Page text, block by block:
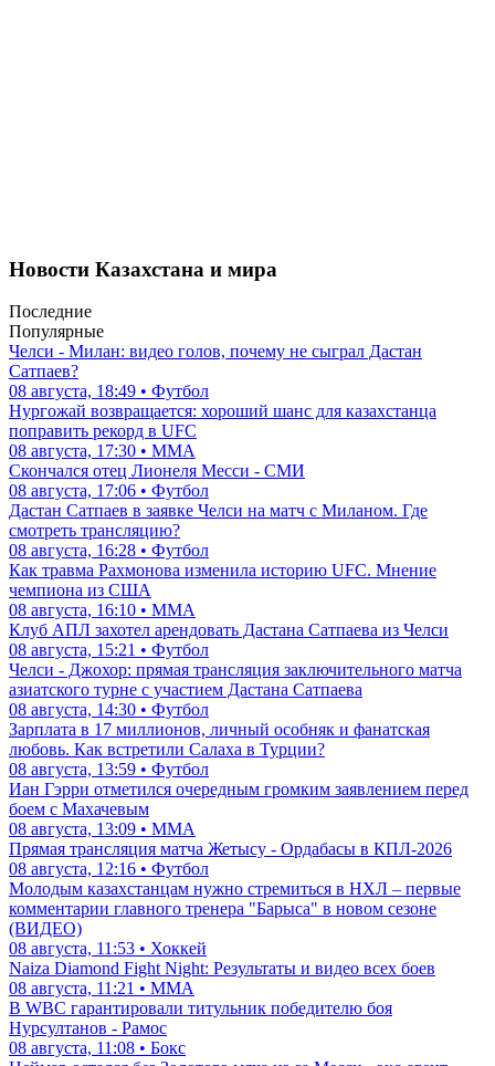
Новости Казахстана и мира
Последние
Популярные
Челси - Милан: видео голов, почему не сыграл Дастан
Сатпаев?
08 августа, 18:49 • Футбол
Нургожай возвращается: хороший шанс для казахстанца
поправить рекорд в UFC
08 августа, 17:30 • ММА
Скончался отец Лионеля Месси - СМИ
08 августа, 17:06 • Футбол
Дастан Сатпаев в заявке Челси на матч с Миланом. Где
смотреть трансляцию?
08 августа, 16:28 • Футбол
Как травма Рахмонова изменила историю UFC. Мнение
чемпиона из США
08 августа, 16:10 • ММА
Клуб АПЛ захотел арендовать Дастана Сатпаева из Челси
08 августа, 15:21 • Футбол
Челси - Джохор: прямая трансляция заключительного матча
азиатского турне с участием Дастана Сатпаева
08 августа, 14:30 • Футбол
Зарплата в 17 миллионов, личный особняк и фанатская
любовь. Как встретили Салаха в Турции?
08 августа, 13:59 • Футбол
Иан Гэрри отметился очередным громким заявлением перед
боем с Махачевым
08 августа, 13:09 • ММА
Прямая трансляция матча Жетысу - Ордабасы в КПЛ-2026
08 августа, 12:16 • Футбол
Молодым казахстанцам нужно стремиться в НХЛ – первые
комментарии главного тренера "Барыса" в новом сезоне
(ВИДЕО)
08 августа, 11:53 • Хоккей
Naiza Diamond Fight Night: Результаты и видео всех боев
08 августа, 11:21 • ММА
В WBC гарантировали титульник победителю боя
Нурсултанов - Рамос
08 августа, 11:08 • Бокс